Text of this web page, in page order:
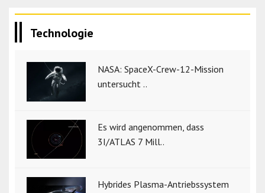
Technologie
NASA: SpaceX-Crew-12-Mission
untersucht ..
Es wird angenommen, dass
3I/ATLAS 7 Mill..
Hybrides Plasma-Antriebssystem